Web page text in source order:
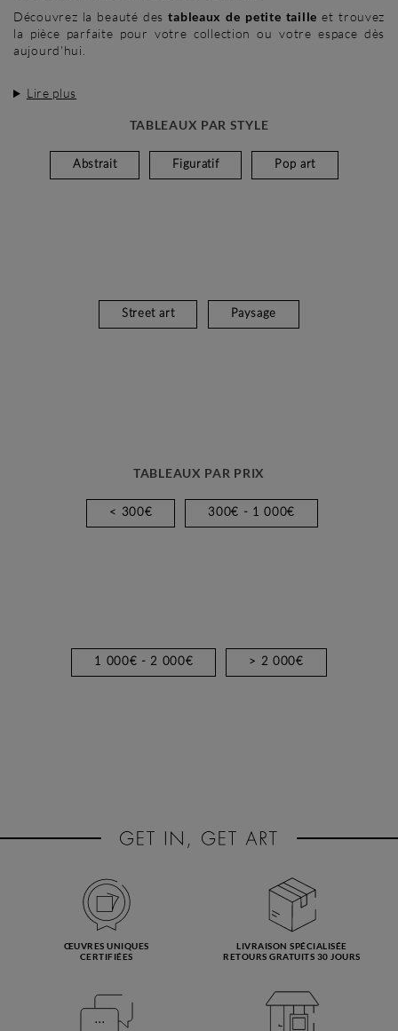
Découvrez la beauté des tableaux de petite taille et trouvez
la pièce parfaite pour votre collection ou votre espace dès
aujourd'hui.
Lire plus
TABLEAUX PAR STYLE
Abstrait Figuratif Pop art
Street art Paysage
TABLEAUX PAR PRIX
< 300€ 300€ - 1 000€
1 000€ - 2 000€ > 2 000€
ŒUVRES UNIQUES
CERTIFIÉES
LIVRAISON SPÉCIALISÉE
RETOURS GRATUITS 30 JOURS